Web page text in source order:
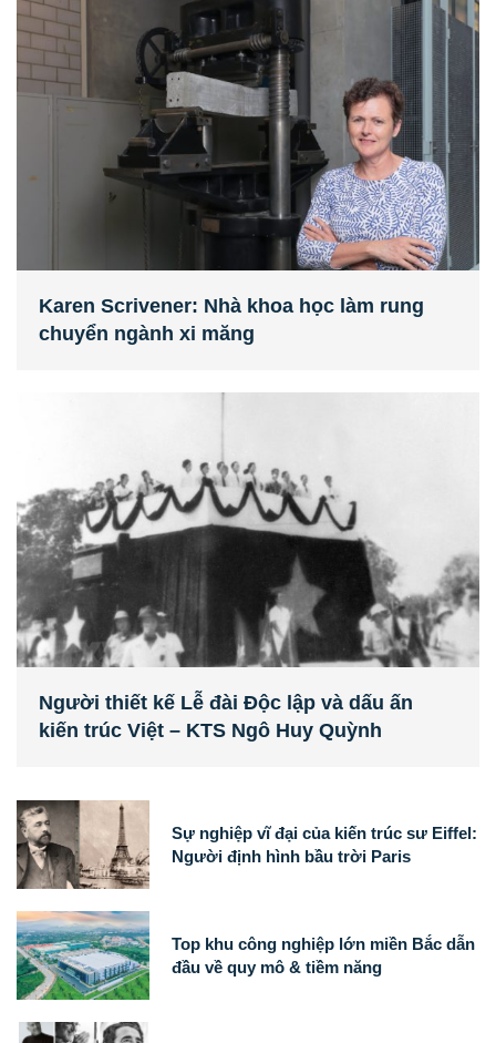
Karen Scrivener: Nhà khoa học làm rung
chuyển ngành xi măng
Người thiết kế Lễ đài Độc lập và dấu ấn
kiến trúc Việt – KTS Ngô Huy Quỳnh
Sự nghiệp vĩ đại của kiến trúc sư Eiffel:
Người định hình bầu trời Paris
Top khu công nghiệp lớn miền Bắc dẫn
đầu về quy mô & tiềm năng